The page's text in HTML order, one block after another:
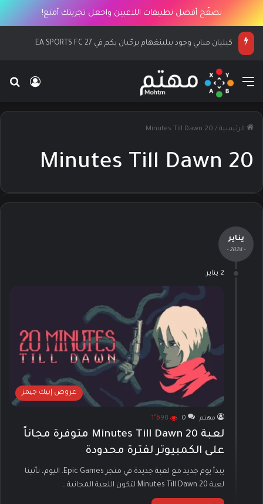
تصفّح أفضل تطبيقات اللاعبين واجعل تجربتك أمتع!
كيليان مبابي وجود بيلينغهام يرحّبان بكم في EA SPORTS FC 27
القائمة
الرئيسية /
20 Minutes Till Dawn
20 Minutes Till Dawn
يناير
- 2024 -
2 يناير
عروض إبيك جيمز
مهتم 0 1٬698
لعبة 20 Minutes Till Dawn متوفرة مجاناً
على الكمبيوتر لفترة محدودة
يبدأ يوم جديد مع لعبة جديدة في متجر Epic Games. اليوم، تأتينا
لعبة 20 Minutes Till Dawn لتكون اللعبة المجانية…